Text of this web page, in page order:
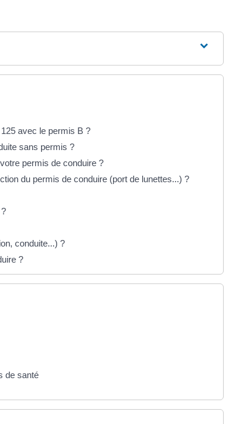
avec le permis B ?
sans permis ?
permis de conduire ?
du permis de conduire (port de lunettes...) ?
conduite...) ?
?
de santé